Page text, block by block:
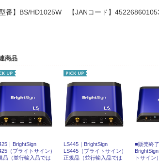
番】BS/HD1025W 【JANコード】
商品
｜BrightSign
（ブライトサイン）
品（並行輸入品では
LS445｜BrightSign
LS445（ブライトサイン）
正規品（並行輸入品では
■販売終
トサイン